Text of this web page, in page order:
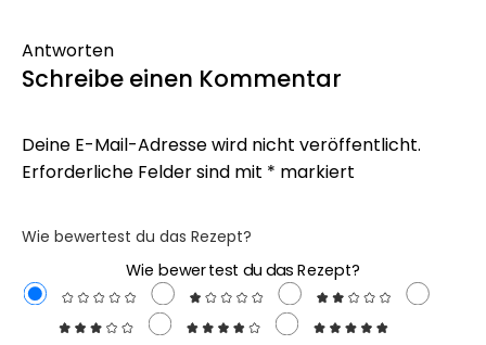
Antworten
Schreibe einen Kommentar
Deine E-Mail-Adresse wird nicht veröffentlicht.
Erforderliche Felder sind mit * markiert
Wie bewertest du das Rezept?
Wie bewertest du das Rezept?